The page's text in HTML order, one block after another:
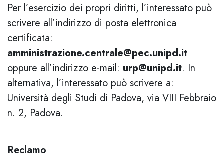
Per l’esercizio dei propri diritti, l’interessato può
scrivere all’indirizzo di posta elettronica
certificata:
amministrazione.centrale@pec.unipd.it
oppure all’indirizzo e-mail: urp@unipd.it. In
alternativa, l’interessato può scrivere a:
Università degli Studi di Padova, via VIII Febbraio
n. 2, Padova.
Reclamo